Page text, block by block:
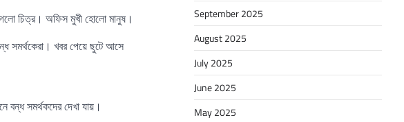
চিত্র। অফিস মুখী হোলো মানুষ।
সমর্থকেরা। খবর পেয়ে ছুটে আসে
বন্ধ সমর্থকদের দেখা যায়।
September 2025
August 2025
July 2025
June 2025
May 2025